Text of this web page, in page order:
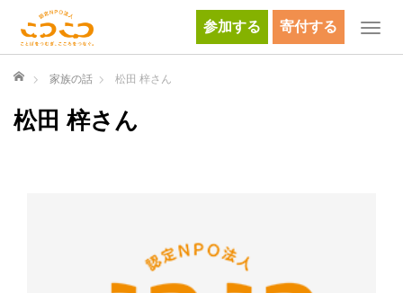
T
o
参加する 寄付する
ホーム 家族の話 松田 梓さん
松田 梓さん